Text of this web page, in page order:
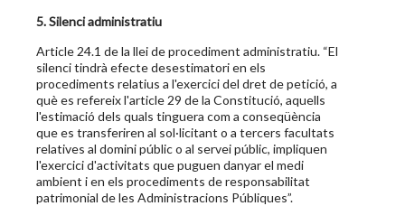
5. Silenci administratiu
Article 24.1 de la llei de procediment administratiu. “El
silenci tindrà efecte desestimatori en els
procediments relatius a l'exercici del dret de petició, a
què es refereix l'article 29 de la Constitució, aquells
l'estimació dels quals tinguera com a conseqüència
que es transferiren al sol·licitant o a tercers facultats
relatives al domini públic o al servei públic, impliquen
l'exercici d'activitats que puguen danyar el medi
ambient i en els procediments de responsabilitat
patrimonial de les Administracions Públiques”.